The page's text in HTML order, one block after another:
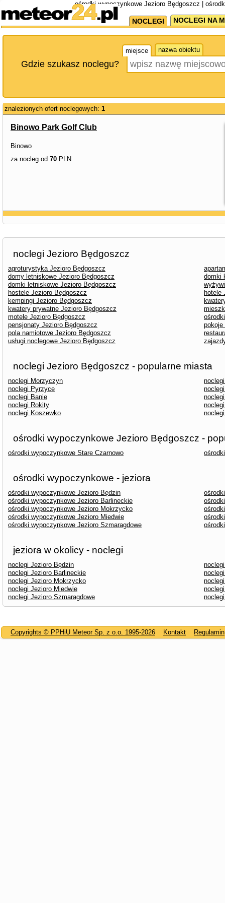
ośrodki wypoczynkowe Jezioro Będgoszcz |
NOCLEGI NOCLEGI NA
miejsce nazwa obiektu
Gdzie szukasz noclegu?
znalezionych ofert noclegowych: 1
Binowo Park Golf Club
Binowo
za nocleg od 70 PLN
noclegi Jezioro Będgoszcz
agroturystyka Jezioro Będgoszcz
domy letniskowe Jezioro Będgoszcz
domki
domki letniskowe Jezioro Będgoszcz
hostele Jezioro Będgoszcz
hotele
kempingi Jezioro Będgoszcz
kwatery prywatne Jezioro Będgoszcz
motele Jezioro Będgoszcz
pensjonaty Jezioro Będgoszcz
pokoje
pola namiotowe Jezioro Będgoszcz
usługi noclegowe Jezioro Będgoszcz
noclegi Jezioro Będgoszcz - popularne miasta
noclegi Morzyczyn
noclegi Pyrzyce
noclegi Banie
noclegi Rokity
noclegi Koszewko
ośrodki wypoczynkowe Jezioro Będgoszcz -
ośrodki wypoczynkowe Stare Czarnowo
ośrodki wypoczynkowe - jeziora
ośrodki wypoczynkowe Jezioro Będzin
ośrodki wypoczynkowe Jezioro Barlineckie
ośrodki wypoczynkowe Jezioro Mokrzycko
ośrodki wypoczynkowe Jezioro Miedwie
ośrodki wypoczynkowe Jezioro Szmaragdowe
jeziora w okolicy - noclegi
noclegi Jezioro Będzin
noclegi Jezioro Barlineckie
noclegi Jezioro Mokrzycko
noclegi Jezioro Miedwie
noclegi Jezioro Szmaragdowe
Copyrights © PPHiU Meteor Sp. z o.o. 1995-2026 Kontakt Regulamin